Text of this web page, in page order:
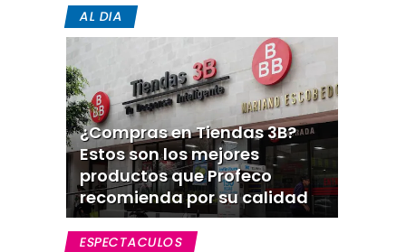
AL DIA
¿Compras en Tiendas 3B?
Estos son los mejores
productos que Profeco
recomienda por su calidad
ESPECTACULOS